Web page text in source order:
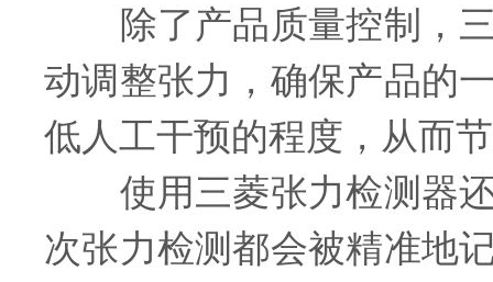
除了产品质量控制，三
动调整张力，确保产品的
低人工干预的程度，从而
使用三菱张力检测器还
次张力检测都会被精准地